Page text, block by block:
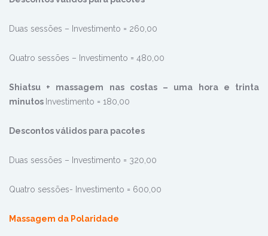
Duas sessões – Investimento = 260,00
Quatro sessões – Investimento = 480,00
Shiatsu + massagem nas costas – uma hora e trinta
minutos Investimento = 180,00
Descontos válidos para pacotes
Duas sessões – Investimento = 320,00
Quatro sessões- Investimento = 600,00
Massagem da Polaridade